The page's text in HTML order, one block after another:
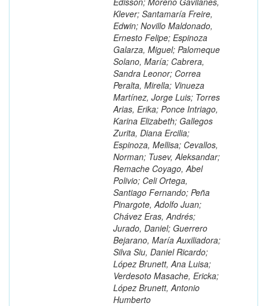
Klever; Santamaría Freire,
Edwin; Novillo Maldonado,
Ernesto Felipe; Espinoza
Galarza, Miguel; Palomeque
Solano, María; Cabrera,
Sandra Leonor; Correa
Peralta, Mirella; Vinueza
Martínez, Jorge Luis; Torres
Arias, Erika; Ponce Intriago,
Karina Elizabeth; Gallegos
Zurita, Diana Ercilia;
Espinoza, Mellisa; Cevallos,
Norman; Tusev, Aleksandar;
Remache Coyago, Abel
Polivio; Celi Ortega,
Santiago Fernando; Peña
Pinargote, Adolfo Juan;
Chávez Eras, Andrés;
Jurado, Daniel; Guerrero
Bejarano, María Auxiliadora;
Silva Siu, Daniel Ricardo;
López Brunett, Ana Luisa;
Verdesoto Masache, Ericka;
López Brunett, Antonio
Humberto